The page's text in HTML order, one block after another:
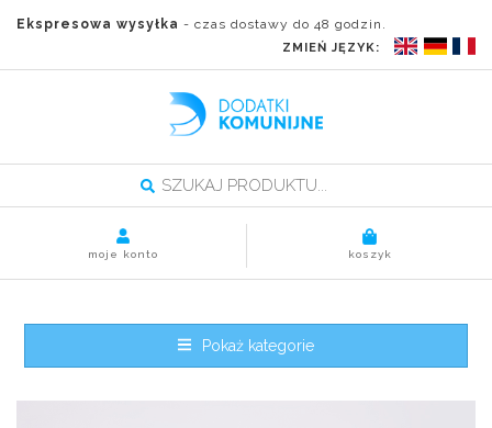
Ekspresowa wysyłka - czas dostawy do 48 godzin.
ZMIEŃ JĘZYK:
koszyk
moje konto
Pokaż kategorie